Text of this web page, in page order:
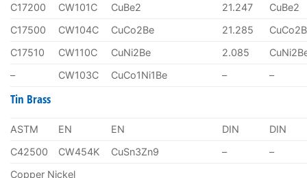
C17200
CW101C CuBe2 21.247
CuBe2
C17500
CW104C CuCo2Be 21.285
C17510
CW110C CuNi2Be 2.085
–
CW103C CuCo1Ni1Be – –
Tin Brass
ASTM EN EN DIN
DIN
C42500
CW454K CuSn3Zn9 –
–
Copper Nickel